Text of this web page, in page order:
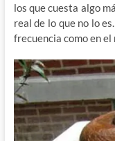
los que cuesta algo
real de lo que no lo
frecuencia como en el